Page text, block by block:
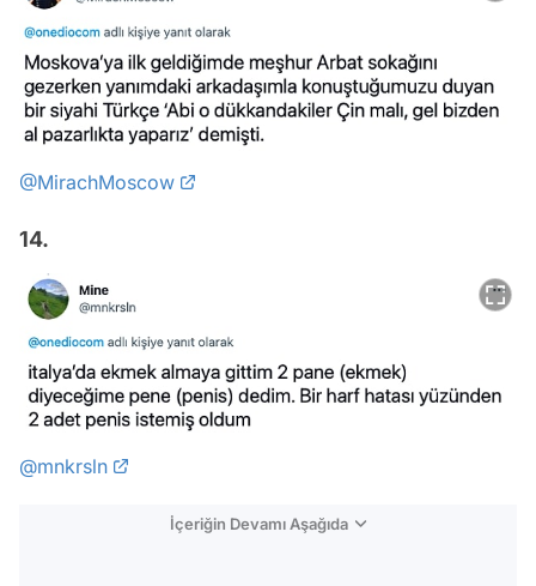
@MirachMoscow
14.
@mnkrsln
İçeriğin Devamı Aşağıda